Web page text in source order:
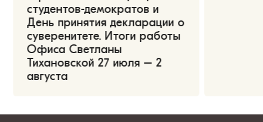
студентов-демократов и
День принятия декларации о
суверенитете. Итоги работы
Офиса Светланы
Тихановской 27 июля – 2
августа